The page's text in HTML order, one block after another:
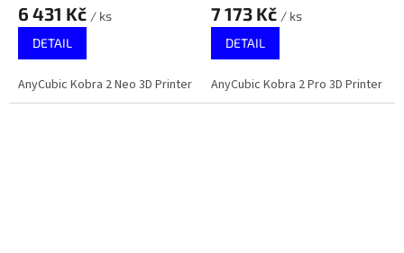
6 431 Kč / ks
DETAIL
AnyCubic Kobra 2 Neo 3D Printer
7 173 Kč / ks
DETAIL
AnyCubic Kobra 2 Pro 3D Printer